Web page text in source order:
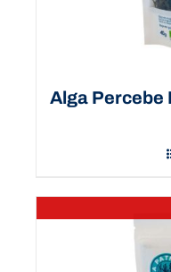
Alga Percebe